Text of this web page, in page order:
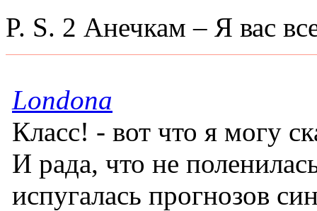
P. S. 2 Анечкам – Я вас
Londona
Класс! - вот что я могу
И рада, что не
испугалась прогнозов